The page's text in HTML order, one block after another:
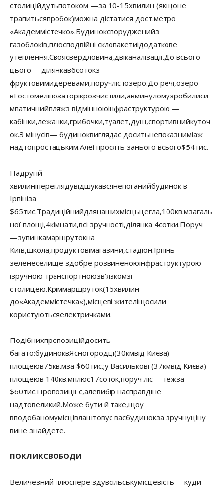
столиційдутьпотоком —за 10-15хвилин (якщоне
трапитьсяпробок)можна дістатися дост.метро
«Академмістечко».Будинокспорудженийз
газоблоків,плюсподвійні склопакетиідодаткове
утеплення.Своясвердловина,двіканалізації.До всього
цього— ділянкав6сотокз
фруктовимидеревами,поручліс іозеро.До речі,озеро
вГостомеліпозаторікрозчистили,авминуломузробилиси
мпатичнийпляжз відмінноюінфраструктурою —
кабінки,лежанки,грибочки,туалет,душ,спортивнийкуточ
ок.З мінусів— будиноквиглядає доситьнепоказниміаж
надтопростацьким.Алеі просять занього всього$54тис.
Надругій
хвилиніпереглядувідшукавсянепоганийбудинок в
Ірпініза
$65тис.Традиційнийдлянашихмісцьцегла,100кв.мзагаль
ної площі,4кімнати,всі зручності,ділянка 4сотки.Поруч
—зупинкамаршрутокна
Київ,школа,продуктовімагазини,стадіон.Ірпінь —
зеленеселище здобре розвиненоюінфраструктурою
ізручною транспортноюзв’язкомзі
столицею.Кріммаршруток(15хвилин
до«Академмістечка«),місцеві жителіщосили
користуютьсяелектричками.
Подібнихпропозиційдосить
багато:будиноквЯсногородці(30кмвід Києва)
площеюв75кв.мза $60тис.;у Василькові (37кмвід Києва)
площеюв 140кв.мплюс17соток,поруч ліс— тежза
$60тис.Пропозиції є,алевибір насправдіне
надтовеликий.Може бути й таке,щоу
вподобаномумісцівлаштовує васбудинокза зручнуціну
вине знайдете.
ПОКЛИКСВОБОДИ
Величезний плюспереїздувсільськумісцевість —куди